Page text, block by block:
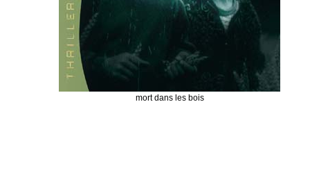
mort dans les bois